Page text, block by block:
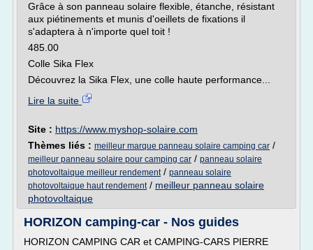
Grâce à son panneau solaire flexible, étanche, résistant
aux piétinements et munis d'oeillets de fixations il
s'adaptera à n'importe quel toit !
485.00
Colle Sika Flex
Découvrez la Sika Flex, une colle haute performance...
Lire la suite
Site : https://www.myshop-solaire.com
Thèmes liés : meilleur marque panneau solaire camping car /
meilleur panneau solaire pour camping car / panneau solaire
photovoltaique meilleur rendement/ panneau solaire
photovoltaique haut rendement/ meilleur panneau solaire
photovoltaique
HORIZON camping-car - Nos guides
HORIZON CAMPING CAR et CAMPING-CARS PIERRE